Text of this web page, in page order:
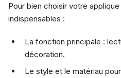
Pour bien choisir votre
indispensables :
La fonction principale :
décoration.
Le style et le matériau